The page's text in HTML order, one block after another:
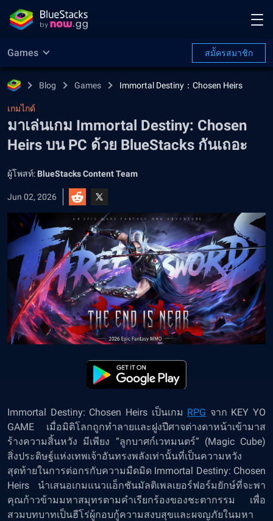
Games สมััครสมาชิก
Blog Games Immortal Destiny：Chosen Heirs
เกมไกด์
มาเล่นเกม Immortal Destiny: Chosen
Heirs บน PC ด้วย BlueStacks กันเถอะ
ผู้โพสท์: BlueStacks Content Team
Jun 02, 2026
Immortal Destiny: Chosen Heirs เป็นเกม RPG จาก KEY YO
GAME เมื่อมิติโลกถูกทำลายและฝูงปีศาจต่างดาหน้าเข้ามาส
ร้างความสิ้นหวัง มีเพียง “ลูกบาศก์เวทมนตร์” (Magic Cube)
สิ่งประดิษฐ์แห่งเทพเจ้าอันทรงพลังเท่านั้นที่เป็นความหวัง
สุดท้ายในการต่อกรกับความมืดมิด Immortal Destiny: Chosen
Heirs นำเสนอเกมแนวแอ็กชันมัลติเพลเยอร์ฟอร์มยักษ์ที่จะพา
คุณก้าวข้ามมหาสมุทรตามคำเรียกร้องของชะตากรรม เพื่อ
สวมบทบาทเป็นฮีโร่ผู้กอบกู้ความสงบสุขและผจญภัยในมหา